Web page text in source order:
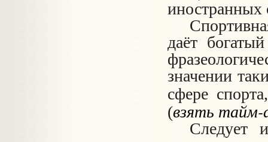
иностранных
даёт
значении
сфере
(взять
Следует